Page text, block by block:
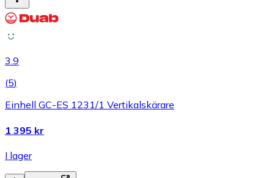
3.9
(5)
Einhell GC-ES 1231/1 Vertikalskärare
1 395 kr
I lager